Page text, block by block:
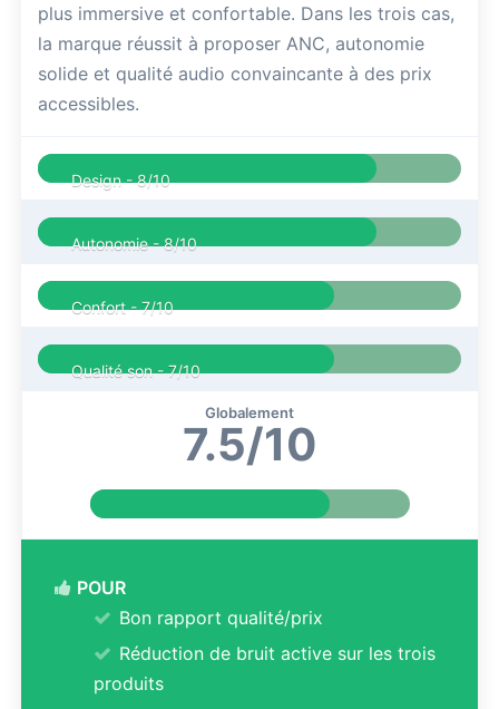
plus immersive et confortable. Dans les trois cas,
la marque réussit à proposer ANC, autonomie
solide et qualité audio convaincante à des prix
accessibles.
Design -8/10
Autonomie -8/10
Confort -7/10
Qualité son -7/10
Globalement
7.5/10
POUR
Bon rapport qualité/prix
Réduction de bruit active sur les trois
produits